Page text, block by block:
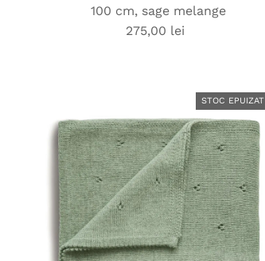
100 cm, sage melange
Preț
275,00 lei
STOC EPUIZAT